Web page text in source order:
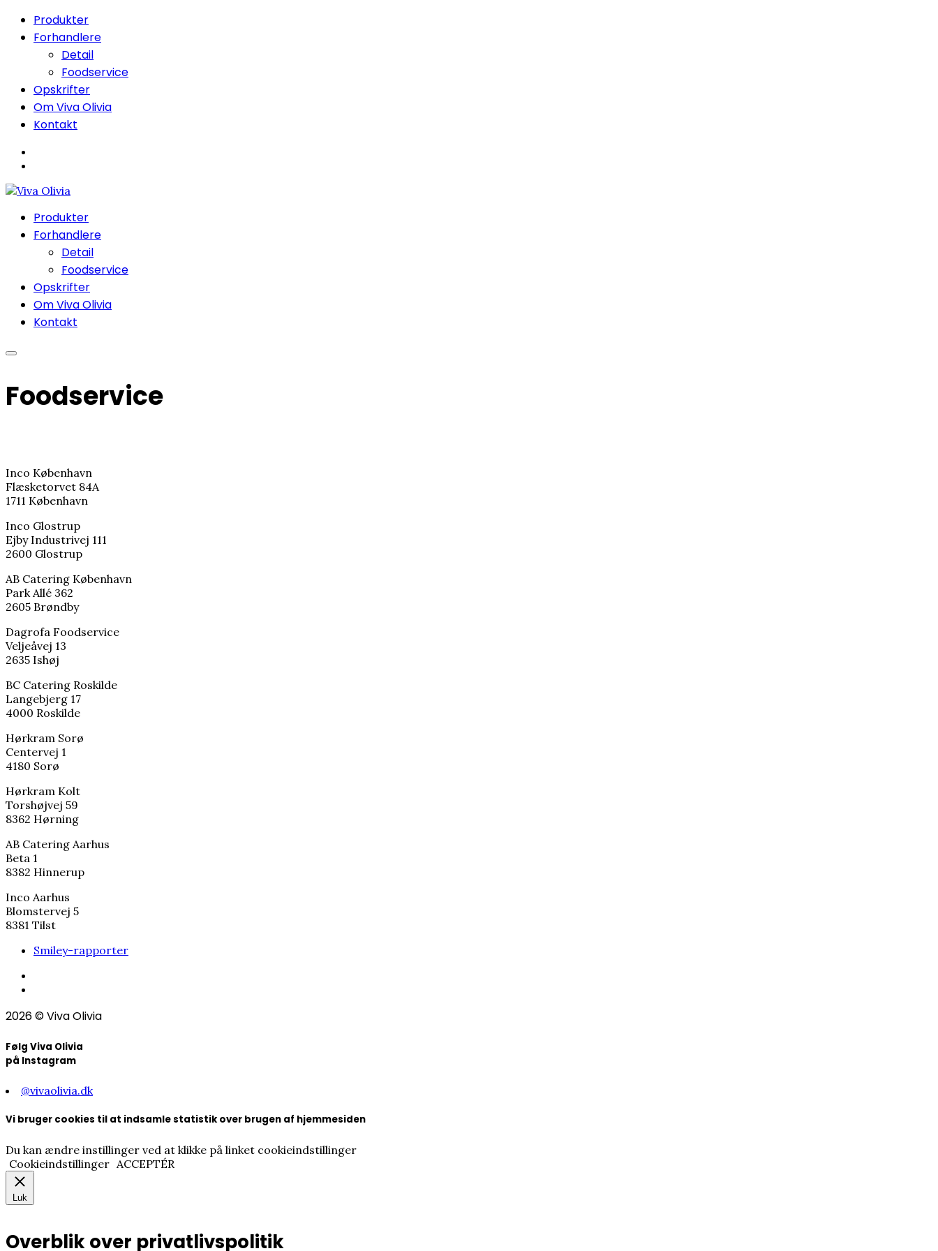
Produkter
Forhandlere
Detail
Foodservice
Opskrifter
Om Viva Olivia
Kontakt
Produkter
Forhandlere
Detail
Foodservice
Opskrifter
Om Viva Olivia
Kontakt
Foodservice
Inco København
Flæsketorvet 84A
1711 København
Inco Glostrup
Ejby Industrivej 111
2600 Glostrup
AB Catering København
Park Allé 362
2605 Brøndby
Dagrofa Foodservice
Veljeåvej 13
2635 Ishøj
BC Catering Roskilde
Langebjerg 17
4000 Roskilde
Hørkram Sorø
Centervej 1
4180 Sorø
Hørkram Kolt
Torshøjvej 59
8362 Hørning
AB Catering Aarhus
Beta 1
8382 Hinnerup
Inco Aarhus
Blomstervej 5
8381 Tilst
Smiley-rapporter
2026© Viva Olivia
Følg Viva Olivia
på Instagram
@vivaolivia.dk
Vi bruger cookies til at indsamle statistik over brugen af hjemmesiden
Du kan ændre instillinger ved at klikke på linket cookieindstillinger
Cookieindstillinger ACCEPTÉR
Luk
Overblik over privatlivspolitik